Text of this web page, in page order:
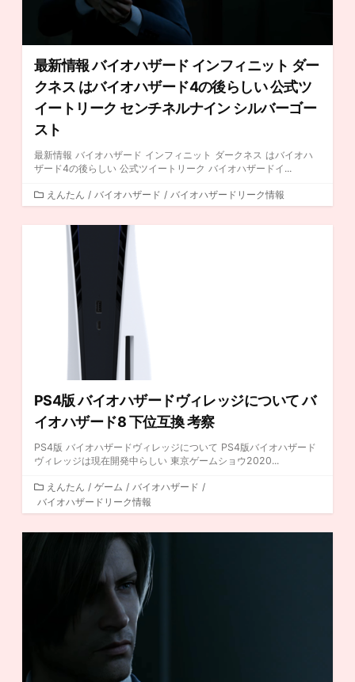
最新情報 バイオハザード インフィニット ダー
クネス はバイオハザード4の後らしい 公式ツ
イートリーク センチネルナイン シルバーゴー
スト
最新情報 バイオハザード インフィニット ダークネス はバイオハ
ザード4の後らしい 公式ツイートリーク バイオハザードイ...
カ
テ
ゴ
えんたん / バイオハザード / バイオハザードリーク情報
PS4版 バイオハザードヴィレッジについて バ
イオハザード8 下位互換 考察
PS4版 バイオハザードヴィレッジについて PS4版バイオハザード
ヴィレッジは現在開発中らしい 東京ゲームショウ2020...
カ
テ
ゴ
リ
えんたん / ゲーム / バイオハザード /
バイオハザードリーク情報